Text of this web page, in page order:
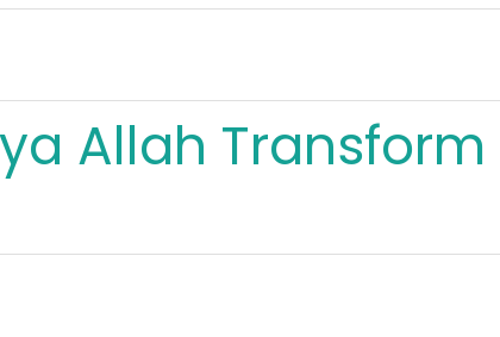
Allah Transform